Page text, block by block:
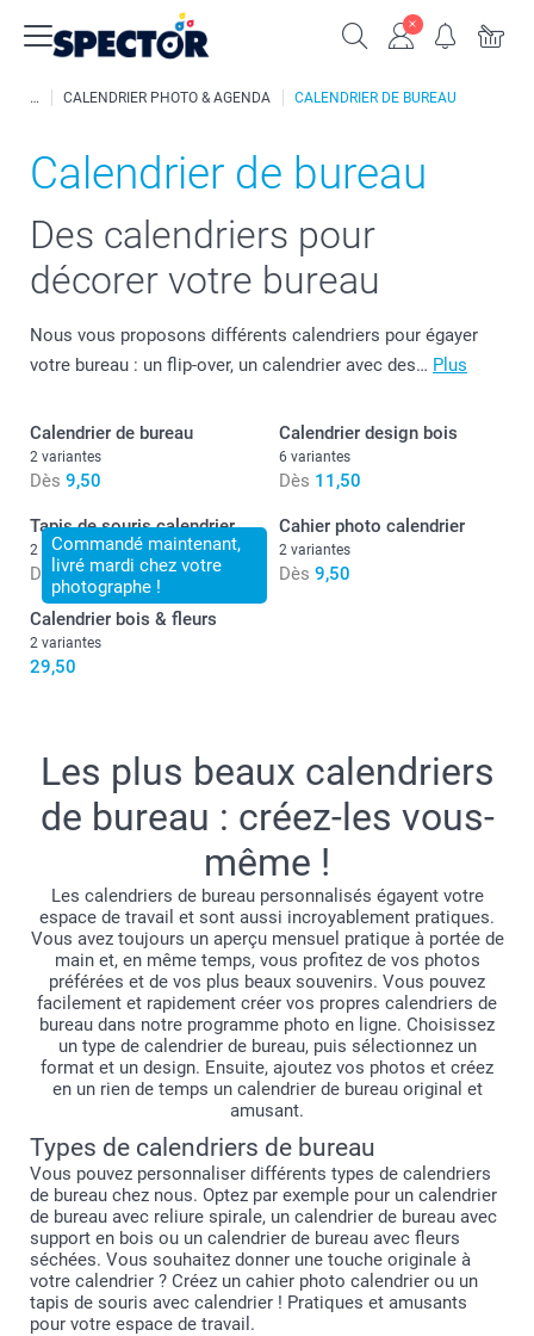
CALENDRIER PHOTO & AGENDA CALENDRIER DE BUREAU
Calendrier de bureau
Des calendriers pour
décorer votre bureau
Nous vous proposons différents calendriers pour égayer
votre bureau : un flip-over, un calendrier avec des… Plus
Calendrier de bureau
2 variantes
Dès 9,50
Calendrier design bois
6 variantes
Dès 11,50
Commandé maintenant,
livré mardi chez votre
photographe !
Tapis de souris calendrier
2 variantes
Dès 11,50
Cahier photo calendrier
2 variantes
Dès 9,50
Calendrier bois & fleurs
2 variantes
29,50
Les plus beaux calendriers
de bureau : créez-les vous-
même !
Les calendriers de bureau personnalisés égayent votre
espace de travail et sont aussi incroyablement pratiques.
Vous avez toujours un aperçu mensuel pratique à portée de
main et, en même temps, vous profitez de vos photos
préférées et de vos plus beaux souvenirs. Vous pouvez
facilement et rapidement créer vos propres calendriers de
bureau dans notre programme photo en ligne. Choisissez
un type de calendrier de bureau, puis sélectionnez un
format et un design. Ensuite, ajoutez vos photos et créez
en un rien de temps un calendrier de bureau original et
amusant.
Types de calendriers de bureau
Vous pouvez personnaliser différents types de calendriers
de bureau chez nous. Optez par exemple pour un calendrier
de bureau avec reliure spirale, un calendrier de bureau avec
support en bois ou un calendrier de bureau avec fleurs
séchées. Vous souhaitez donner une touche originale à
votre calendrier ? Créez un cahier photo calendrier ou un
tapis de souris avec calendrier ! Pratiques et amusants
pour votre espace de travail.